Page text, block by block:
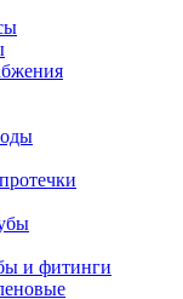
и фитинги